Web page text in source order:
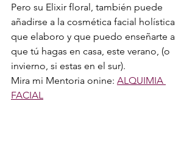
Pero su Elixir floral, también puede
añadirse a la cosmética facial holística
que elaboro y que puedo enseñarte a
que tú hagas en casa, este verano, (o
invierno, si estas en el sur).
Mira mi Mentoria onine: ALQUIMIA
FACIAL